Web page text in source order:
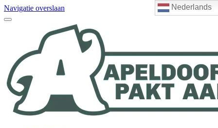
Nederlands
Navigatie overslaan